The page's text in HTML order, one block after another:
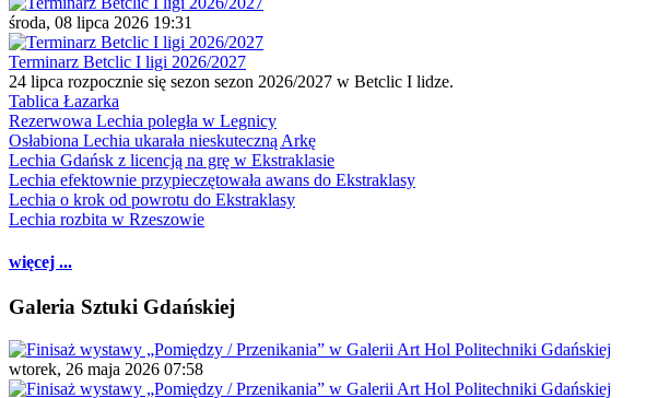
środa, 08 lipca 2026 19:31
Terminarz Betclic I ligi 2026/2027
24 lipca rozpocznie się sezon sezon 2026/2027 w Betclic I lidze.
Tablica Łazarka
Rezerwowa Lechia poległa w Legnicy
Osłabiona Lechia ukarała nieskuteczną Arkę
Lechia Gdańsk z licencją na grę w Ekstraklasie
Lechia efektownie przypieczętowała awans do Ekstraklasy
Lechia o krok od powrotu do Ekstraklasy
Lechia rozbita w Rzeszowie
więcej ...
Galeria Sztuki Gdańskiej
wtorek, 26 maja 2026 07:58